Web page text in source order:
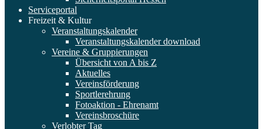
Serviceportal
Freizeit & Kultur
Veranstaltungskalender
Veranstaltungskalender download
Vereine & Gruppierungen
Übersicht von A bis Z
Aktuelles
Vereinsförderung
Sportlerehrung
Fotoaktion - Ehrenamt
Vereinsbroschüre
Verlobter Tag